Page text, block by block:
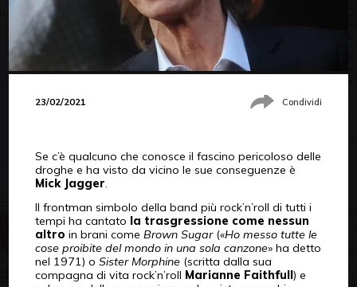
23/02/2021 Condividi
Se c’è qualcuno che conosce il fascino pericoloso delle
droghe e ha visto da vicino le sue conseguenze è
Mick Jagger.
Il frontman simbolo della band più rock’n’roll di tutti i
tempi ha cantato la trasgressione come nessun
altro in brani come Brown Sugar(«Ho messo tutte le
cose proibite del mondo in una sola canzone» ha detto
nel 1971) o Sister Morphine(scritta dalla sua
compagna di vita rock’n’roll Marianne Faithfull) e